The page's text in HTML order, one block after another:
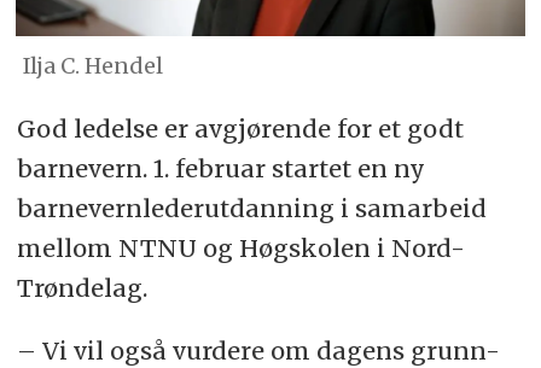
Ilja C. Hendel
God ledelse er avgjørende for et godt
barnevern. 1. februar startet en ny
barnevernlederutdanning i samarbeid
mellom NTNU og Høgskolen i Nord-
Trøndelag.
– Vi vil også vurdere om dagens grunn-